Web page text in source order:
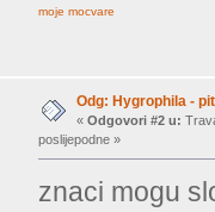
moje mocvare
Odg: Hygrophila -
« Odgovori #2 u:
poslijepodne »
znaci mogu